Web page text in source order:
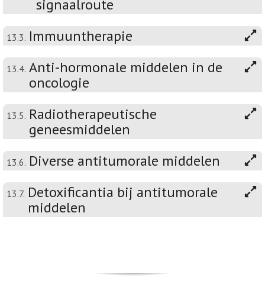
signaalroute
13.3. Immuuntherapie
13.4. Anti-hormonale middelen in de
oncologie
13.5. Radiotherapeutische
geneesmiddelen
13.6. Diverse antitumorale middelen
13.7. Detoxificantia bij antitumorale
middelen